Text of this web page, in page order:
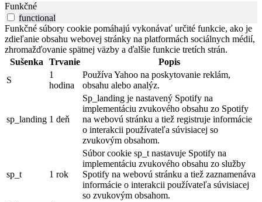
Funkčné
functional
Funkčné súbory cookie pomáhajú vykonávať určité funkcie, ako je
zdieľanie obsahu webovej stránky na platformách sociálnych médií,
zhromažďovanie spätnej väzby a ďalšie funkcie tretích strán.
Sušenka
Trvanie
Popis
S
1
hodina
Používa Yahoo na poskytovanie reklám,
obsahu alebo analýz.
sp_landing 1 deň
Sp_landing je nastavený Spotify na
implementáciu zvukového obsahu zo Spotify
na webovú stránku a tiež registruje informácie
o interakcii používateľa súvisiacej so
zvukovým obsahom.
sp_t 1 rok
Súbor cookie sp_t nastavuje Spotify na
implementáciu zvukového obsahu zo služby
Spotify na webovú stránku a tiež zaznamenáva
informácie o interakcii používateľa súvisiacej
so zvukovým obsahom.